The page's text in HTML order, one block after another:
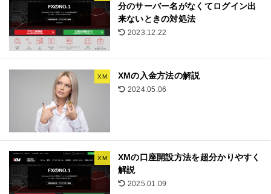
分のサーバー名がなくてログイン出
来ないときの対処法
2023.12.22
XM XMの入金方法の解説
2024.05.06
XM
XMの口座開設方法を超分かりやすく
解説
2025.01.09